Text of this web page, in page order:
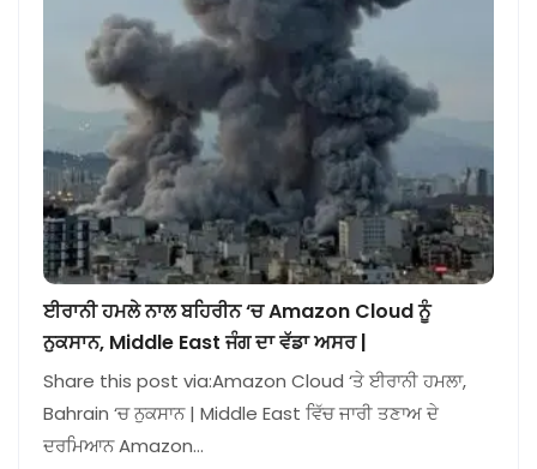
ਈਰਾਨੀ ਹਮਲੇ ਨਾਲ ਬਹਿਰੀਨ ‘ਚ Amazon Cloud ਨੂੰ
ਨੁਕਸਾਨ, Middle East ਜੰਗ ਦਾ ਵੱਡਾ ਅਸਰ |
Share this post via:Amazon Cloud ‘ਤੇ ਈਰਾਨੀ ਹਮਲਾ,
Bahrain ‘ਚ ਨੁਕਸਾਨ | Middle East ਵਿੱਚ ਜਾਰੀ ਤਣਾਅ ਦੇ
ਦਰਮਿਆਨ Amazon…